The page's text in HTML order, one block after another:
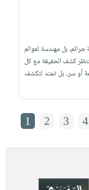
بل مهندسة لعوالم
كشف الحقيقة مع كل
أو سر، بل تمتد لتكشف
1 2 3 4